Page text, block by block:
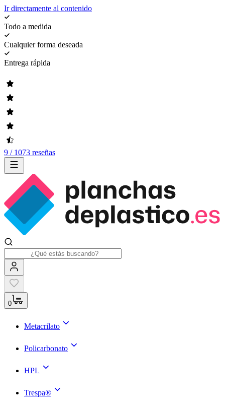
Ir directamente al contenido
Todo a medida
Cualquier forma deseada
Entrega rápida
9 / 1073 reseñas
0
Metacrilato
Policarbonato
HPL
Trespa®